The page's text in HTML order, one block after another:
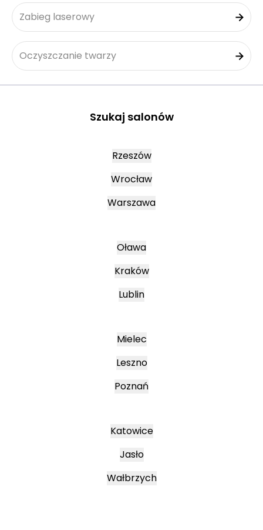
Zabieg laserowy
Oczyszczanie twarzy
Szukaj salonów
Rzeszów
Wrocław
Warszawa
Oława
Kraków
Lublin
Mielec
Leszno
Poznań
Katowice
Jasło
Wałbrzych